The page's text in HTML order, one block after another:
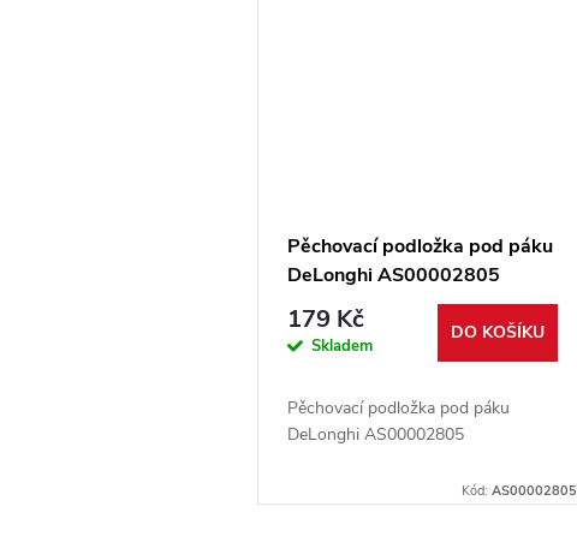
Pěchovací podložka pod páku
DeLonghi AS00002805
179 Kč
Skladem
DO KOŠÍKU
Pěchovací podložka pod páku
DeLonghi AS00002805
Kód:AS00002805